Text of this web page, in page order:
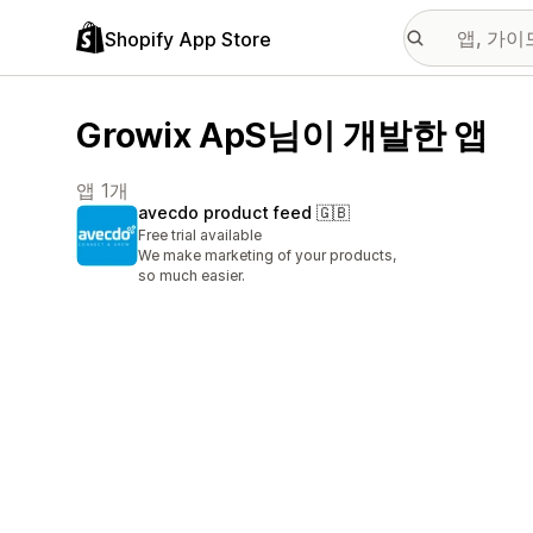
Shopify App Store
Growix ApS님이 개발한 앱
앱 1개
avecdo product feed 🇬🇧
Free trial available
We make marketing of your products,
so much easier.